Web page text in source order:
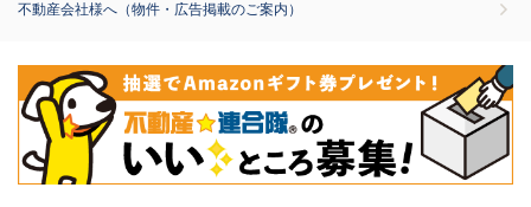
不動産会社様へ（物件・広告掲載のご案内）